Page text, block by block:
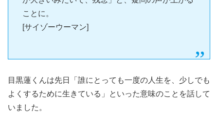
ことに。
[サイゾーウーマン]
目黒蓮くんは先日「誰にとっても一度の人生を、少しでも
よくするために生きている」といった意味のことを話して
いました。